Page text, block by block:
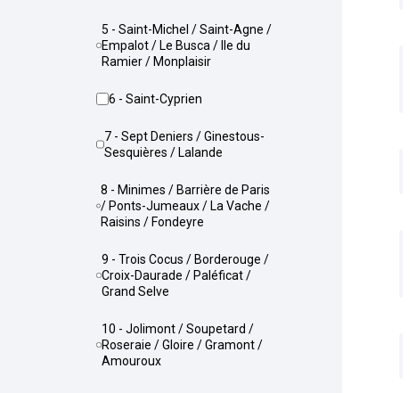
5 - Saint-Michel / Saint-Agne /
Empalot / Le Busca / Ile du
Ramier / Monplaisir
6 - Saint-Cyprien
7 - Sept Deniers / Ginestous-
Sesquières / Lalande
8 - Minimes / Barrière de Paris
/ Ponts-Jumeaux / La Vache /
Raisins / Fondeyre
9 - Trois Cocus / Borderouge /
Croix-Daurade / Paléficat /
Grand Selve
10 - Jolimont / Soupetard /
Roseraie / Gloire / Gramont /
Amouroux